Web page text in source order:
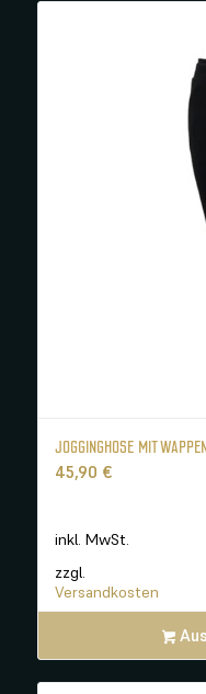
JOGGINGHOSE MIT
45,90 €
inkl. MwSt.
zzgl.
Versandkosten